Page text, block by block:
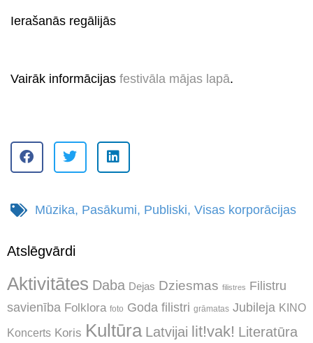
Ierašanās regālijās
Vairāk informācijas festivāla mājas lapā.
Mūzika, Pasākumi, Publiski, Visas korporācijas
Atslēgvārdi
Aktivitātes Daba Dejas Dziesmas filistres Filistru
savienība Folklora foto Goda filistri grāmatas Jubileja KINO
Koncerts Koris Kultūra Latvijai lit!vak! Literatūra